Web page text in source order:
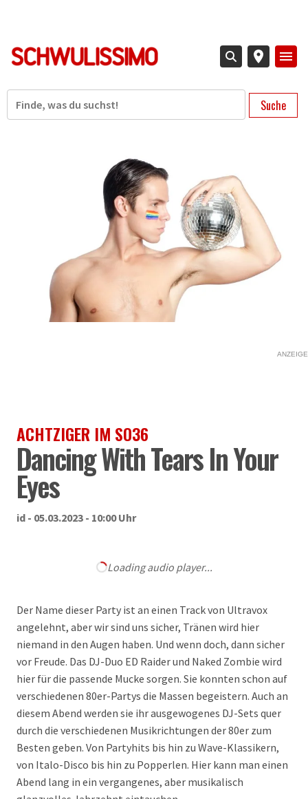
Suche
ANZEIGE
ACHTZIGER IM SO36
Dancing With Tears In Your
Eyes
id - 05.03.2023 - 10:00 Uhr
Loading audio player...
Der Name dieser Party ist an einen Track von Ultravox
angelehnt, aber wir sind uns sicher, Tränen wird hier
niemand in den Augen haben. Und wenn doch, dann sicher
vor Freude. Das DJ-Duo ED Raider und Naked Zombie wird
hier für die passende Mucke sorgen. Sie konnten schon auf
verschiedenen 80er-Partys die Massen begeistern. Auch an
diesem Abend werden sie ihr ausgewogenes DJ-Sets quer
durch die verschiedenen Musikrichtungen der 80er zum
Besten geben. Von Partyhits bis hin zu Wave-Klassikern,
von Italo-Disco bis hin zu Popperlen. Hier kann man einen
Abend lang in ein vergangenes, aber musikalisch